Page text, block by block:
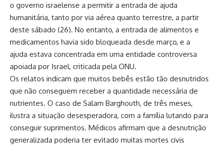
o governo israelense a permitir a entrada de ajuda
humanitária, tanto por via aérea quanto terrestre, a partir
deste sábado (26). No entanto, a entrada de alimentos e
medicamentos havia sido bloqueada desde março, e a
ajuda estava concentrada em uma entidade controversa
apoiada por Israel, criticada pela ONU.
Os relatos indicam que muitos bebês estão tão desnutridos
que não conseguem receber a quantidade necessária de
nutrientes. O caso de Salam Barghouth, de três meses,
ilustra a situação desesperadora, com a família lutando para
conseguir suprimentos. Médicos afirmam que a desnutrição
generalizada poderia ter evitado muitas mortes civis